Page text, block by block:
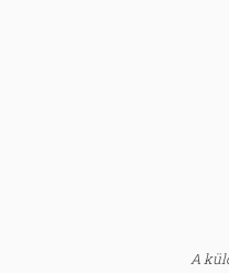
A